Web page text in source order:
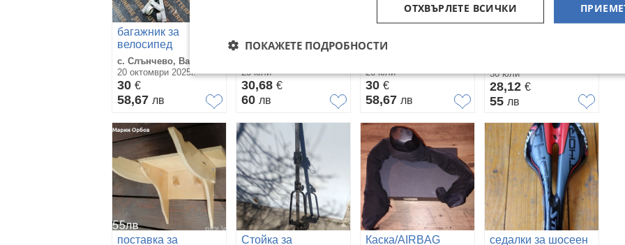
багажник за
велосипед
с. Слънчево, Варна
20 октомври 2025г.
30 €
58,67 лв
велосипед
25 юли
30,68 €
60 лв
велосипед
26 юли
30 €
58,67 лв
Каски за велосипед
30 юли
28,12 €
55 лв
поставка за
Стойка за
Каска/AIRBAG
седалки за шосеен
ОТХВЪРЛЕТЕ ВСИЧКИ
ПОКАЖЕТЕ ПОДРОБНОСТИ